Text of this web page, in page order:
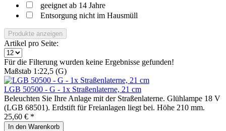
geeignet ab 14 Jahre
Entsorgung nicht im Hausmüll
Produkte anzeigen
Artikel pro Seite:
Für die Filterung wurden keine Ergebnisse gefunden!
Maßstab 1:22,5 (G)
LGB 50500 - G - 1x Straßenlaterne, 21 cm
Beleuchten Sie Ihre Anlage mit der ­Straßenlaterne. Glühlampe 18 V
(LGB 68501). Erdstift für Freianlagen liegt bei. Höhe 210 mm.
25,60 € *
In den Warenkorb